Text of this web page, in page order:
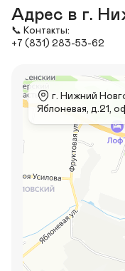
Адрес в г.
📞 Контакты:
+7 (831) 283-53-62
г. Нижний
Яблоневая, д.21,